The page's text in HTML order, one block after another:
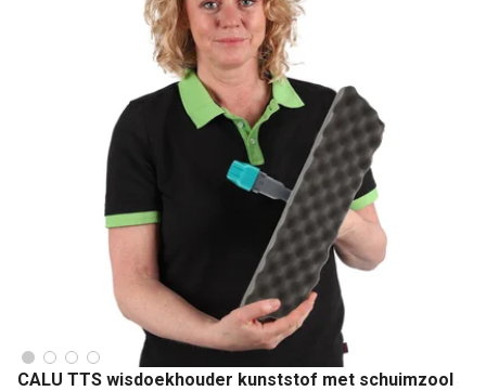
CALU TTS wisdoekhouder kunststof met schuimzool